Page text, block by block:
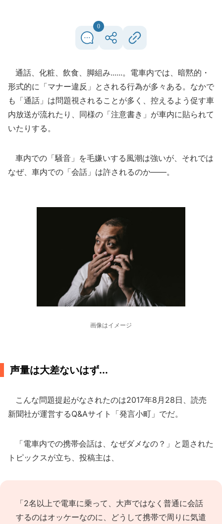
0
通話、化粧、飲食、脚組み......。電車内では、暗黙的・
形式的に「マナー違反」とされる行為が多々ある。なかで
も「通話」は問題視されることが多く、控えるよう促す車
内放送が流れたり、同様の「注意書き」が車内に貼られて
いたりする。
車内での「騒音」を毛嫌いする風潮は強いが、それでは
なぜ、車内での「会話」は許されるのか――。
画像はイメージ
声量は大差ないはず...
こんな問題提起がなされたのは2017年8月28日、読売
新聞社が運営するQ&Aサイト「発言小町」でだ。
「電車内での携帯会話は、なぜダメなの？」と題された
トピックスが立ち、投稿主は、
「2名以上で電車に乗って、大声ではなく普通に会話
するのはオッケーなのに、どうして携帯で周りに気遣